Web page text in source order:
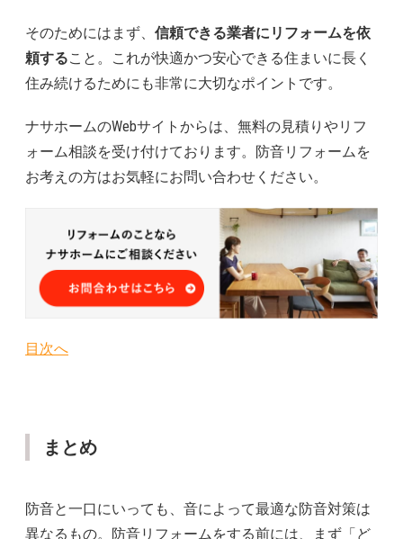
そのためにはまず、 信頼できる業者にリフォームを依
頼すること。これが快適かつ安心できる住まいに長く
住み続けるためにも非常に大切なポイントです。
ナサホームのWebサイトからは、無料の見積りやリフ
ォーム相談を受け付けております。防音リフォームを
お考えの方はお気軽にお問い合わせください。
目次へ
まとめ
防音と一口にいっても、音によって最適な防音対策は
異なるもの。防音リフォームをする前には、まず「ど